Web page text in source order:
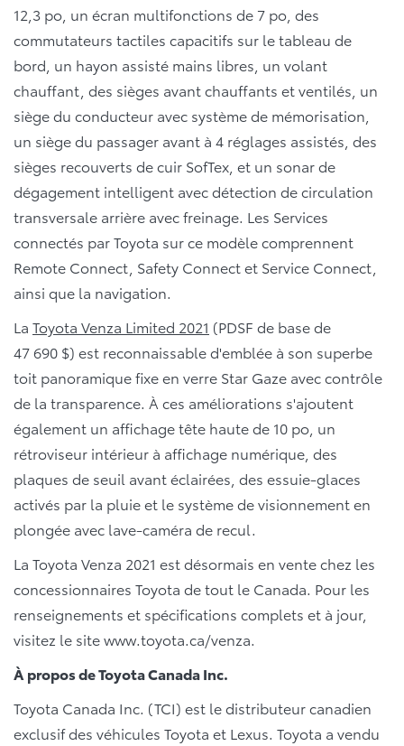
12,3 po, un écran multifonctions de 7 po, des
commutateurs tactiles capacitifs sur le tableau de
bord, un hayon assisté mains libres, un volant
chauffant, des sièges avant chauffants et ventilés, un
siège du conducteur avec système de mémorisation,
un siège du passager avant à 4 réglages assistés, des
sièges recouverts de cuir SofTex, et un sonar de
dégagement intelligent avec détection de circulation
transversale arrière avec freinage. Les Services
connectés par Toyota sur ce modèle comprennent
Remote Connect, Safety Connect et Service Connect,
ainsi que la navigation.
La Toyota Venza Limited 2021 (PDSF de base de
47 690 $) est reconnaissable d'emblée à son superbe
toit panoramique fixe en verre Star Gaze avec contrôle
de la transparence. À ces améliorations s'ajoutent
également un affichage tête haute de 10 po, un
rétroviseur intérieur à affichage numérique, des
plaques de seuil avant éclairées, des essuie-glaces
activés par la pluie et le système de visionnement en
plongée avec lave-caméra de recul.
La Toyota Venza 2021 est désormais en vente chez les
concessionnaires Toyota de tout le Canada. Pour les
renseignements et spécifications complets et à jour,
visitez le site www.toyota.ca/venza.
À propos de Toyota Canada Inc.
Toyota Canada Inc. (TCI) est le distributeur canadien
exclusif des véhicules Toyota et Lexus. Toyota a vendu